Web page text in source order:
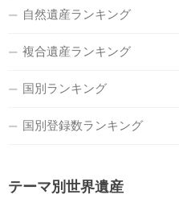
自然遺産ランキング
複合遺産ランキング
国別ランキング
国別登録数ランキング
テーマ別世界遺産